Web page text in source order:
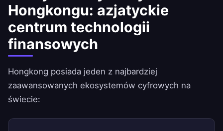
Hongkongu: azjatyckie
centrum technologii
finansowych
Hongkong posiada jeden z najbardziej
zaawansowanych ekosystemów cyfrowych na
świecie: